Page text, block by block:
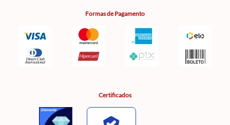
Formas de Pagamento
Certificados